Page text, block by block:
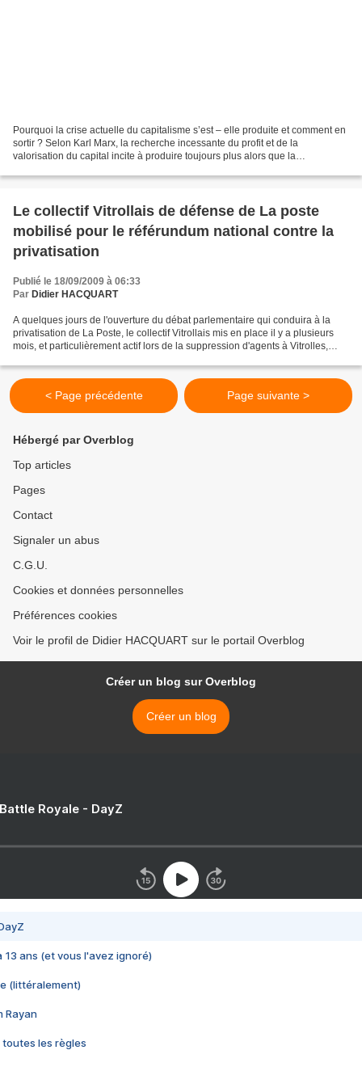
Pourquoi la crise actuelle du capitalisme s’est – elle produite et comment en
sortir ? Selon Karl Marx, la recherche incessante du profit et de la
valorisation du capital incite à produire toujours plus alors que la
Le collectif Vitrollais de défense de La poste
mobilisé pour le référundum national contre la
privatisation
Publié le 18/09/2009 à 06:33
Par Didier HACQUART
A quelques jours de l'ouverture du débat parlementaire qui conduira à la
privatisation de La Poste, le collectif Vitrollais mis en place il y a plusieurs
mois, et particulièrement actif lors de la suppression d'agents à Vitrolles,
< Page précédente Page suivante >
Hébergé par Overblog
Top articles
Pages
Contact
Signaler un abus
C.G.U.
Cookies et données personnelles
Préférences cookies
Voir le profil de Didier HACQUART sur le portail Overblog
Créer un blog sur Overblog
Créer un blog
Royale - DayZ
13 ans (et vous l'avez ignoré)
(littéralement)
Rayan
toutes les règles